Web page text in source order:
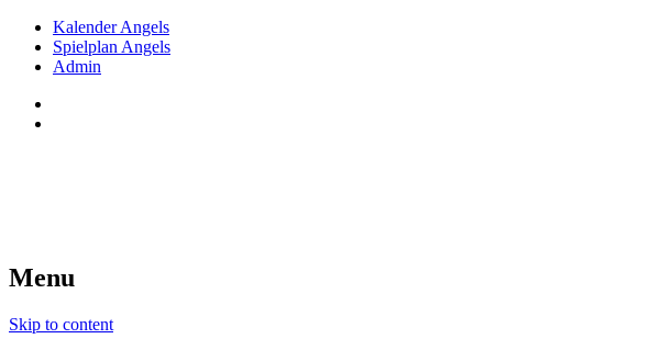
Kalender Angels
Spielplan Angels
Admin
Menu
Skip to content